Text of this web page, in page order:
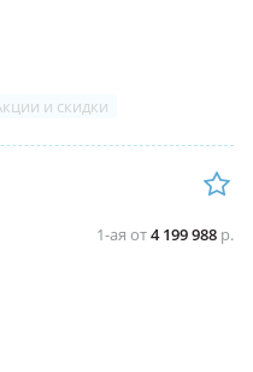
и скидки
1-ая от4 199 988 р.